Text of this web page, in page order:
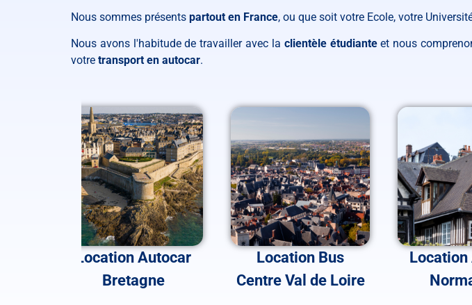
Nous sommes présents partout en France, ou que soit votre Ecole, votre
Nous avons l'habitude de travailler avec la clientèle étudianteet nous
votre transport en autocar.
Location Autocar
Bretagne
Location Bus
Centre Val de Loire